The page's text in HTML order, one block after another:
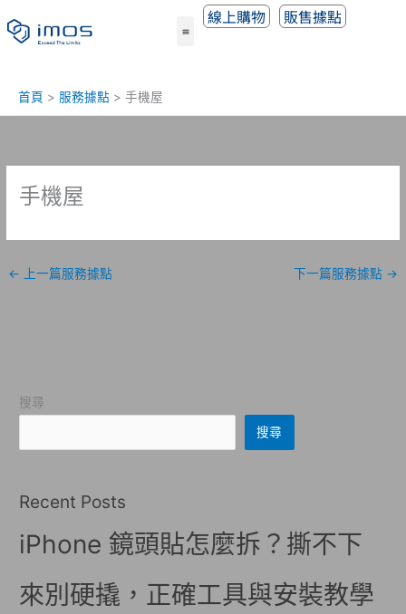
至
線上購物 販售據點
首頁 服務據點 手機屋
手機屋
← 上一篇服務據點 下一篇服務據點 →
搜尋
搜尋
Recent Posts
iPhone 鏡頭貼怎麼拆？撕不下
來別硬撬，正確工具與安裝教學